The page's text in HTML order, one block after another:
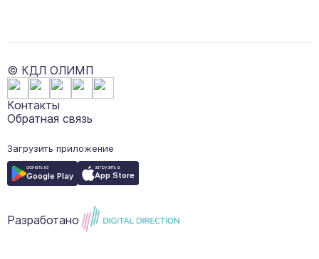
© КДЛ ОЛИМП
Контакты
Обратная связь
Загрузить приложение
скачать из
Google Play
загрузить в
App Store
Разработано